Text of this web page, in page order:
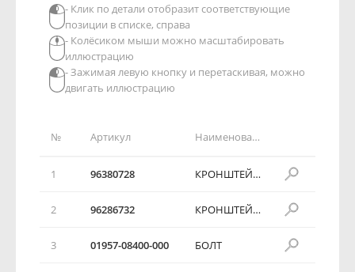
№ Артикул Наименование детали
1 96380728 КРОНШТЕЙН ПОДВЕСКИ ДВИГАТЕЛЯ
2 96286732 КРОНШТЕЙН ПОДВЕСКИ ДВИГАТЕЛЯ
3 01957-08400-000 БОЛТ
- Клик по детали отобразит соответствующие
позиции в списке, справа
- Колёсиком мыши можно масштабировать
иллюстрацию
- Зажимая левую кнопку и перетаскивая, можно
двигать иллюстрацию